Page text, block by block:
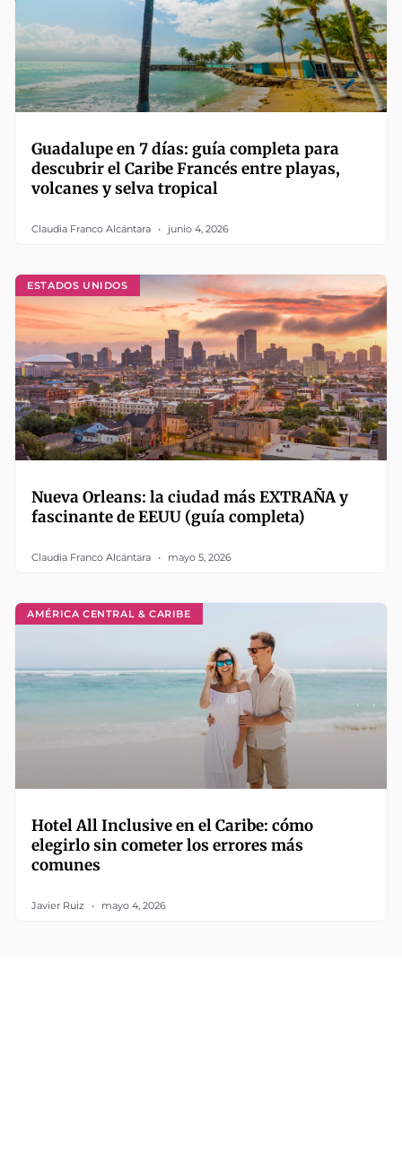
Guadalupe en 7 días: guía completa para
descubrir el Caribe Francés entre playas,
volcanes y selva tropical
Claudia Franco Alcántara junio 4, 2026
ESTADOS UNIDOS
Nueva Orleans: la ciudad más EXTRAÑA y
fascinante de EEUU (guía completa)
Claudia Franco Alcántara mayo 5, 2026
AMÉRICA CENTRAL & CARIBE
Hotel All Inclusive en el Caribe: cómo
elegirlo sin cometer los errores más
comunes
Javier Ruiz mayo 4, 2026